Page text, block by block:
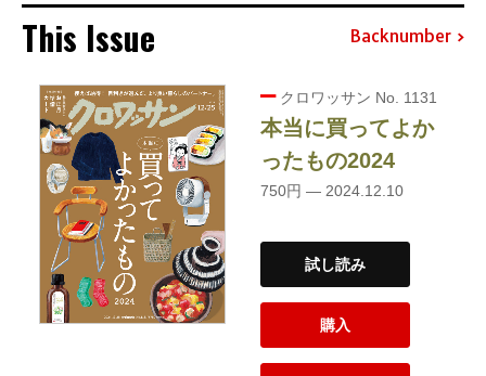
This Issue Backnumber
クロワッサン No. 1131
本当に買ってよか
ったもの2024
750円 — 2024.12.10
試し読み
購入